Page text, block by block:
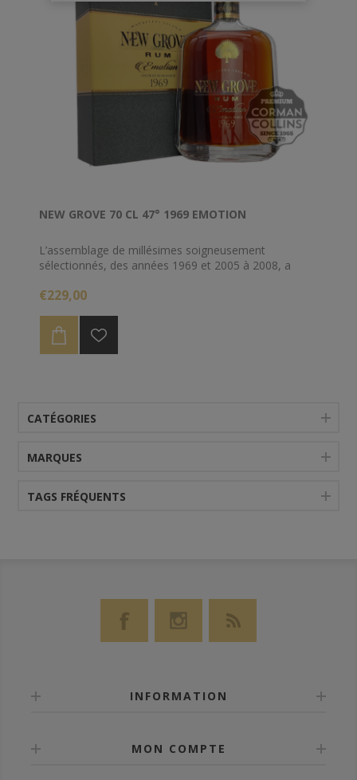
NEW GROVE 70 CL 47° 1969 EMOTION
L’assemblage de millésimes soigneusement
sélectionnés, des années 1969 et 2005 à 2008, a
soulignée de notes pâtissières et beurrées et d’un
€229,00
CATÉGORIES
MARQUES
TAGS FRÉQUENTS
INFORMATION
MON COMPTE